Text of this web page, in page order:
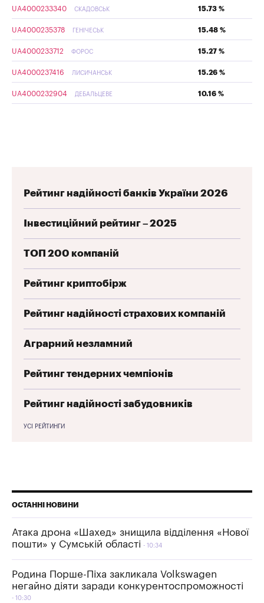
UA4000233340 СКАДОВСЬК 15.73 %
UA4000235378 ГЕНІЧЕСЬК 15.48 %
UA4000233712 ФОРОС 15.27 %
UA4000237416 ЛИСИЧАНСЬК 15.26 %
UA4000232904 ДЕБАЛЬЦЕВЕ 10.16 %
Рейтинг надійності банків України 2026
Інвестиційний рейтинг – 2025
ТОП 200 компаній
Рейтинг криптобірж
Рейтинг надійності страхових компаній
Аграрний незламний
Рейтинг тендерних чемпіонів
Рейтинг надійності забудовників
УСІ РЕЙТИНГИ
ОСТАННІ НОВИНИ
Атака дрона «Шахед» знищила відділення «Нової
пошти» у Сумській області
10:34
Родина Порше-Піха закликала Volkswagen
негайно діяти заради конкурентоспроможності
10:30